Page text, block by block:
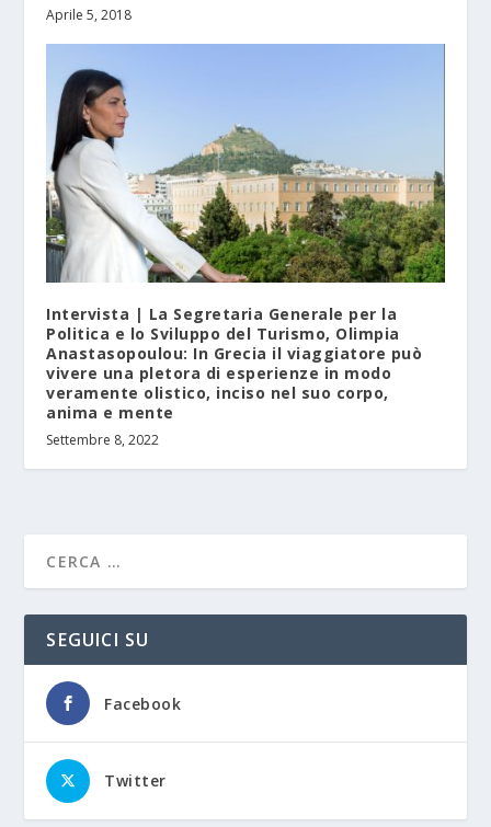
Aprile 5, 2018
Intervista | La Segretaria Generale per la
Politica e lo Sviluppo del Turismo, Olimpia
Anastasopoulou: In Grecia il viaggiatore può
vivere una pletora di esperienze in modo
veramente olistico, inciso nel suo corpo,
anima e mente
Settembre 8, 2022
SEGUICI SU
Facebook
Twitter